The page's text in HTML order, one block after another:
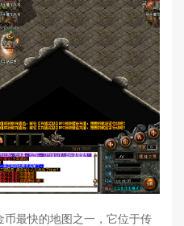
最快的地图之一，它位于传